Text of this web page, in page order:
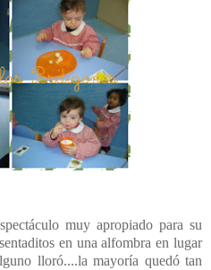
muy apropiado para su
en una alfombra en lugar
lloró....la mayoría quedó tan